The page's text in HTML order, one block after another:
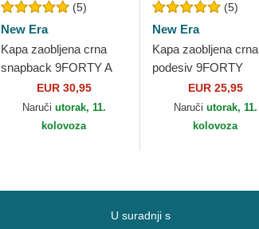
(5)
New Era
Kapa zaobljena crna
snapback 9FORTY A
Frame Tonal Los
Angeles Lakers NBA
New Era
EUR 30,95
Naruči utorak, 11.
kolovoza
(5)
New Era
Kapa zaobljena crna
podesiv 9FORTY
Essential Outline Los
Angeles Lakers NBA
New Era
EUR 25,95
Naruči utorak, 11.
kolovoza
U suradnji s